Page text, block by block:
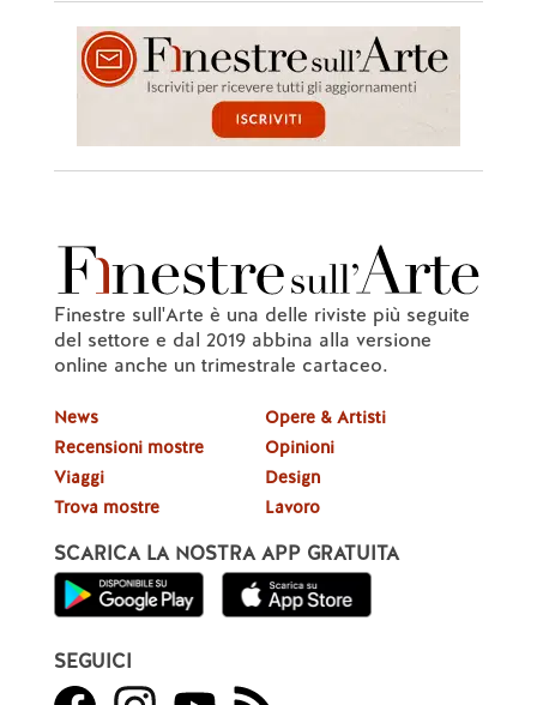
Finestre sull'Arte è una delle riviste più seguite
del settore e dal 2019 abbina alla versione
online anche un trimestrale cartaceo.
News
Recensioni mostre
Viaggi
Trova mostre
Opere & Artisti
Opinioni
Design
Lavoro
SCARICA LA NOSTRA APP GRATUITA
SEGUICI